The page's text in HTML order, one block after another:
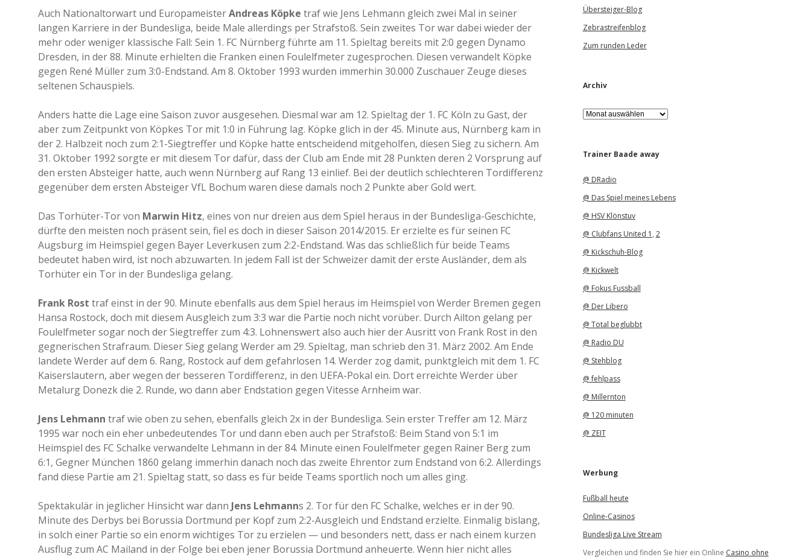
Auch Nationaltorwart und EuropameisterAndreas Köpke traf wie Jens Lehmann gleich zwei Mal in seiner
langen Karriere in der Bundesliga, beide Male allerdings per Strafstoß. Sein zweites Tor war dabei wieder der
mehr oder weniger klassische Fall: Sein 1. FC Nürnberg führte am 11. Spieltag bereits mit 2:0 gegen Dynamo
Dresden, in der 88. Minute erhielten die Franken einen Foulelfmeter zugesprochen. Diesen verwandelt Köpke
gegen René Müller zum 3:0-Endstand. Am 8. Oktober 1993 wurden immerhin 30.000 Zuschauer Zeuge dieses
seltenen Schauspiels.
Anders hatte die Lage eine Saison zuvor ausgesehen. Diesmal war am 12. Spieltag der 1. FC Köln zu Gast, der
aber zum Zeitpunkt von Köpkes Tor mit 1:0 in Führung lag. Köpke glich in der 45. Minute aus, Nürnberg kam in
der 2. Halbzeit noch zum 2:1-Siegtreffer und Köpke hatte entscheidend mitgeholfen, diesen Sieg zu sichern. Am
31. Oktober 1992 sorgte er mit diesem Tor dafür, dass der Club am Ende mit 28 Punkten deren 2 Vorsprung auf
den ersten Absteiger hatte, auch wenn Nürnberg auf Rang 13 einlief. Bei der deutlich schlechteren Tordifferenz
gegenüber dem ersten Absteiger VfL Bochum waren diese damals noch 2 Punkte aber Gold wert.
Das Torhüter-Tor von Marwin Hitz, eines von nur dreien aus dem Spiel heraus in der Bundesliga-Geschichte,
dürfte den meisten noch präsent sein, fiel es doch in dieser Saison 2014/2015. Er erzielte es für seinen FC
Augsburg im Heimspiel gegen Bayer Leverkusen zum 2:2-Endstand. Was das schließlich für beide Teams
bedeutet haben wird, ist noch abzuwarten. In jedem Fall ist der Schweizer damit der erste Ausländer, dem als
Torhüter ein Tor in der Bundesliga gelang.
Frank Rost traf einst in der 90. Minute ebenfalls aus dem Spiel heraus im Heimspiel von Werder Bremen gegen
Hansa Rostock, doch mit diesem Ausgleich zum 3:3 war die Partie noch nicht vorüber. Durch Ailton gelang per
Foulelfmeter sogar noch der Siegtreffer zum 4:3. Lohnenswert also auch hier der Ausritt von Frank Rost in den
gegnerischen Strafraum. Dieser Sieg gelang Werder am 29. Spieltag, man schrieb den 31. März 2002. Am Ende
landete Werder auf dem 6. Rang, Rostock auf dem gefahrlosen 14. Werder zog damit, punktgleich mit dem 1. FC
Kaiserslautern, aber wegen der besseren Tordifferenz, in den UEFA-Pokal ein. Dort erreichte Werder über
Metalurg Donezk die 2. Runde, wo dann aber Endstation gegen Vitesse Arnheim war.
Jens Lehmann traf wie oben zu sehen, ebenfalls gleich 2x in der Bundesliga. Sein erster Treffer am 12. März
1995 war noch ein eher unbedeutendes Tor und dann eben auch per Strafstoß: Beim Stand von 5:1 im
Heimspiel des FC Schalke verwandelte Lehmann in der 84. Minute einen Foulelfmeter gegen Rainer Berg zum
6:1, Gegner München 1860 gelang immerhin danach noch das zweite Ehrentor zum Endstand von 6:2. Allerdings
fand diese Partie am 21. Spieltag statt, so dass es für beide Teams sportlich noch um alles ging.
Spektakulär in jeglicher Hinsicht war dann Jens Lehmanns 2. Tor für den FC Schalke, welches er in der 90.
Minute des Derbys bei Borussia Dortmund per Kopf zum 2:2-Ausgleich und Endstand erzielte. Einmalig bislang,
in solch einer Partie so ein enorm wichtiges Tor zu erzielen — und besonders nett, dass er nach einem kurzen
Ausflug zum AC Mailand in der Folge bei eben jener Borussia Dortmund anheuerte. Wenn hier nicht alles
Übersteiger-Blog
Zebrastreifenblog
Zum runden Leder
Archiv
A
r
iTrainer Baade away
@ DRadio
@ Das Spiel meines Lebens
@ HSV Klönstuv
@ Clubfans United 1 , 2
@ Kickschuh-Blog
@ Kickwelt
@ Fokus Fussball
@ Der Libero
@ Total beglubbt
@ Radio DU
@ Stehblog
@ fehlpass
@ Millernton
@ 120 minuten
@ ZEIT
Werbung
Fußball heute
Online-Casinos
Bundesliga Live Stream
Vergleichen und finden Sie hier ein Online Casino ohne